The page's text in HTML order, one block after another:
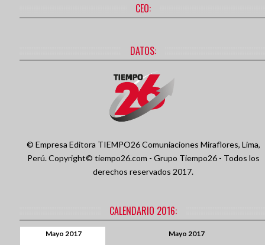
CEO:
DATOS:
© Empresa Editora TIEMPO26 Comuniaciones Miraflores, Lima,
Perú.Copyright© tiempo26.com - Grupo Tiempo26 - Todos los
derechos reservados 2017.
CALENDARIO 2016:
Mayo 2017
Mayo 2017